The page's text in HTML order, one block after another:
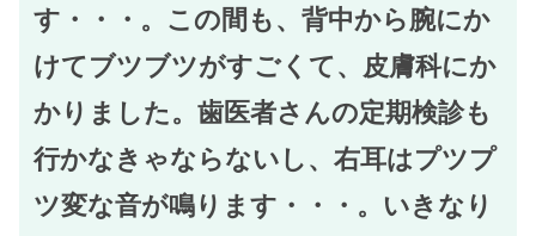
す・・・。この間も、背中から腕にか
けてブツブツがすごくて、皮膚科にか
かりました。歯医者さんの定期検診も
行かなきゃならないし、右耳はプツプ
ツ変な音が鳴ります・・・。いきなり